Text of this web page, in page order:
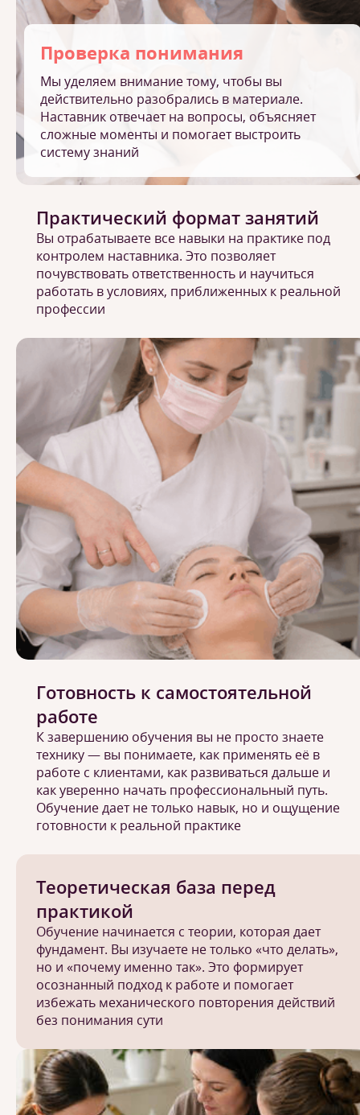
Проверка понимания
Мы уделяем внимание тому, чтобы вы
действительно разобрались в материале.
Наставник отвечает на вопросы, объясняет
сложные моменты и помогает выстроить
систему знаний
Теоретическая база перед
практикой
Обучение начинается с теории, которая дает
фундамент. Вы изучаете не только «что делать»,
но и «почему именно так». Это формирует
осознанный подход к работе и помогает
избежать механического повторения действий
без понимания сути
Практический формат занятий
Вы отрабатываете все навыки на практике под
контролем наставника. Это позволяет
почувствовать ответственность и научиться
работать в условиях, приближенных к реальной
профессии
Готовность к самостоятельной
работе
К завершению обучения вы не просто знаете
технику — вы понимаете, как применять её в
работе с клиентами, как развиваться дальше и
как уверенно начать профессиональный путь.
Обучение дает не только навык, но и ощущение
готовности к реальной практике